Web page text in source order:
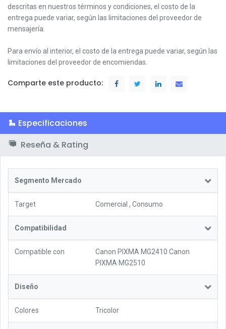
descritas en nuestros términos y condiciones, el costo de la
entrega puede variar, según las limitaciones del proveedor de
mensajería.
Para envío al interior, el costo de la entrega puede variar, según las
limitaciones del proveedor de encomiendas.
Comparte este producto:
Especificaciones
Reseña & Rating
Segmento Mercado
Target Comercial , Consumo
Compatibilidad
Compatible con
Canon PIXMA MG2410 Canon
PIXMA MG2510
Diseño
Colores Tricolor